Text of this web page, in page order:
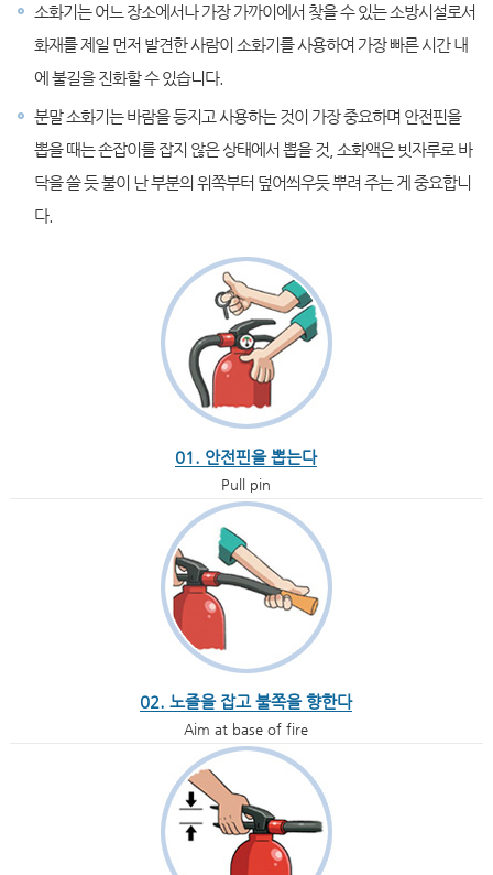
소화기는 어느 장소에서나 가장 가까이에서 찾을 수 있는 소방시설로서
화재를 제일 먼저 발견한 사람이 소화기를 사용하여 가장 빠른 시간 내
에 불길을 진화할 수 있습니다.
분말 소화기는 바람을 등지고 사용하는 것이 가장 중요하며 안전핀을
뽑을 때는 손잡이를 잡지 않은 상태에서 뽑을 것, 소화액은 빗자루로 바
닥을 쓸 듯 불이 난 부분의 위쪽부터 덮어씌우듯 뿌려 주는 게 중요합니
다.
01. 안전핀을 뽑는다
Pull pin
02. 노즐을 잡고 불쪽을 향한다
Aim at base of fire